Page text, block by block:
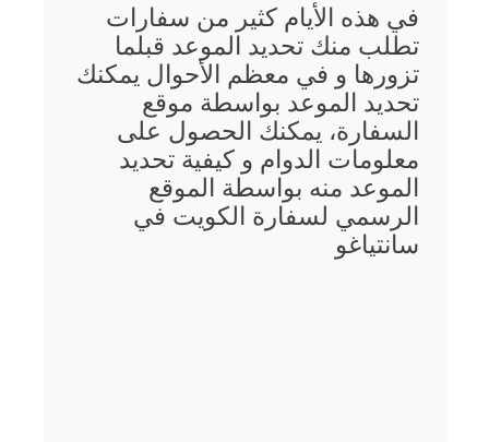
في هذه الأيام كثير من سفارات
تطلب منك تحديد الموعد قبلما
تزورها و في معظم الأحوال يمكنك
تحديد الموعد بواسطة موقع
السفارة، يمكنك الحصول على
معلومات الدوام و كيفية تحديد
الموعد منه بواسطة الموقع
الرسمي لسفارة الكويت في
سانتياغو